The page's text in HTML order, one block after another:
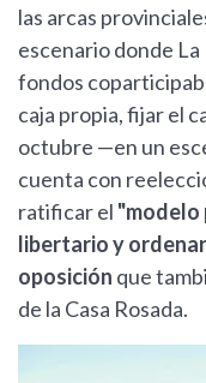
las arcas
escenario donde
fondos
caja propia, fijar el
octubre —en un
cuenta con
ratificar el "modelo
libertario y
oposición que
de la Casa Rosada.